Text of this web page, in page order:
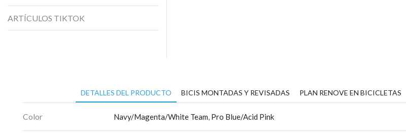
ARTÍCULOS TIKTOK
DETALLES DEL PRODUCTO BICIS MONTADAS Y REVISADAS PLAN RENOVE EN BICICLETAS
Color Navy/Magenta/White Team, Pro Blue/Acid Pink